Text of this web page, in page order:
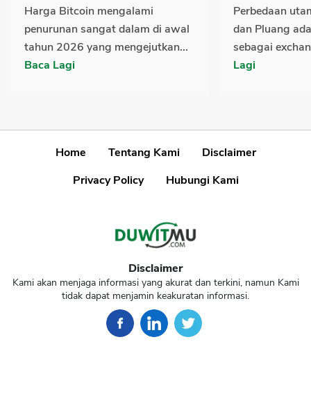
Harga Bitcoin mengalami
penurunan sangat dalam di awal
tahun 2026 yang mengejutkan...
Baca Lagi
Perbedaan
dan Pluang
sebagai
Lagi
Home Tentang Kami
Disclaimer
Privacy Policy
Hubungi Kami
Disclaimer
Kami akan menjaga informasi yang akurat dan terkini, namun Kami
tidak dapat menjamin keakuratan informasi.